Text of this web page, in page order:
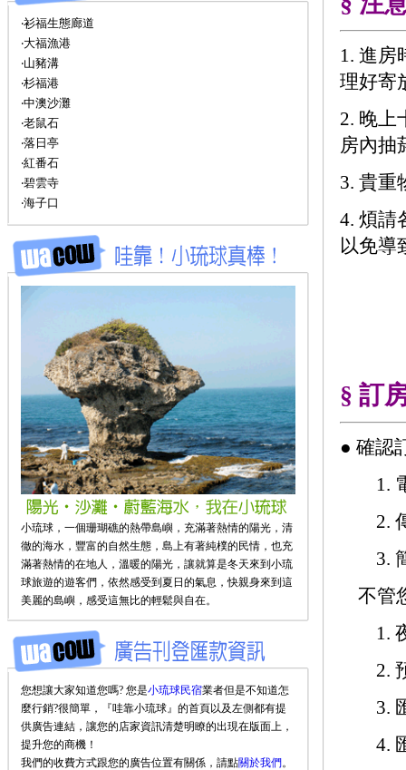
‧衫福生態廊道
‧大福漁港
‧山豬溝
‧杉福港
‧中澳沙灘
‧老鼠石
‧落日亭
‧紅番石
‧碧雲寺
‧海子口
小琉球，一個珊瑚礁的熱帶島嶼，充滿著熱情的陽光，清
徹的海水，豐富的自然生態，島上有著純樸的民情，也充
滿著熱情的在地人，溫暖的陽光，讓就算是冬天來到小琉
球旅遊的遊客們，依然感受到夏日的氣息，快親身來到這
美麗的島嶼，感受這無比的輕鬆與自在。
您想讓大家知道您嗎? 您是小琉球民宿業者但是不知道怎
麼行銷?很簡單，『哇靠小琉球』的首頁以及左側都有提
供廣告連結，讓您的店家資訊清楚明瞭的出現在版面上，
提升您的商機！
我們的收費方式跟您的廣告位置有關係，請點關於我們。
1. 進房
理好寄
2. 晚上
房內抽
3. 貴重
4. 煩請
以免導
§ 訂
● 確認
1. 電
2. 傳
3. 簡
不管
1. 夜
2. 預
3. 匯
4. 匯